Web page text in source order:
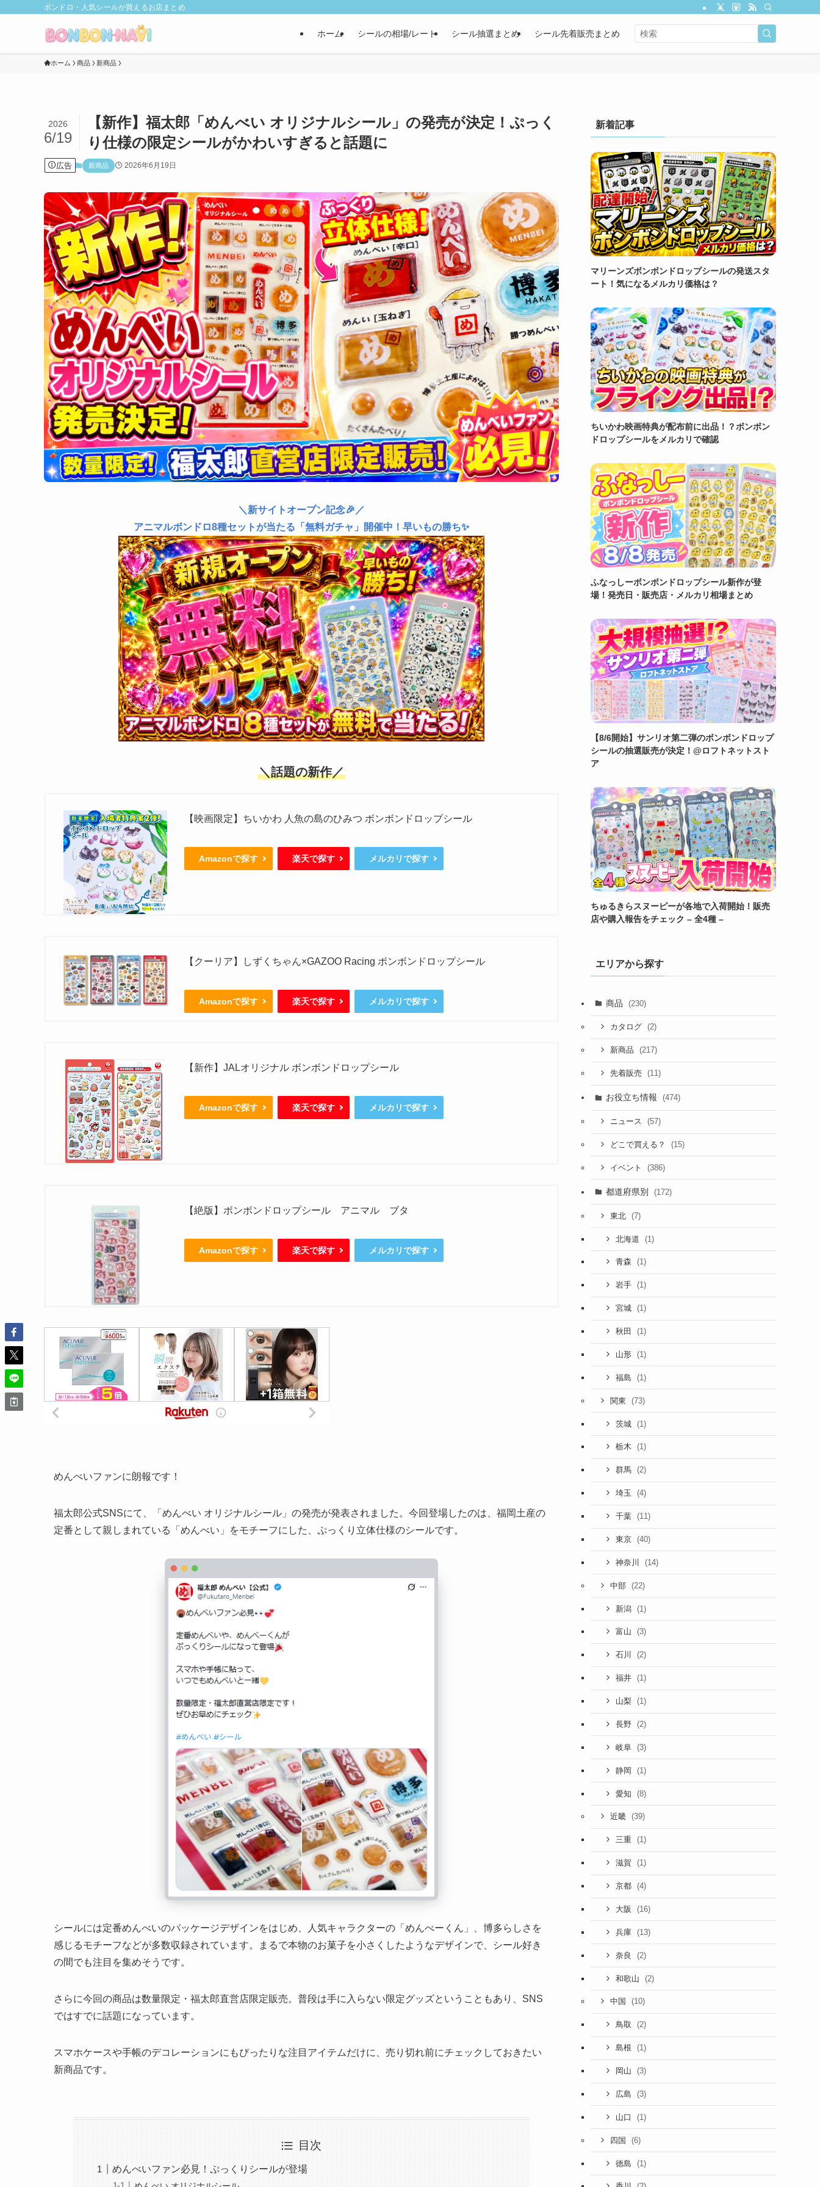
ボンドロ・人気シールが買えるお店まとめ
ホーム シールの相場/レート シール抽選まとめ シール先着販売まとめ
ホーム 商品 新商品
【新作】福太郎「めんべい オリジナルシール」の発売が決定！ぷっく
り仕様の限定シールがかわいすぎると話題に
2026
6/19
広告 新商品 2026年6月19日
＼新サイトオープン記念🎉／
アニマルボンドロ8種セットが当たる「無料ガチャ」開催中！早いもの勝ち✨
＼話題の新作／
【映画限定】ちいかわ 人魚の島のひみつ ボンボンドロップシール
Amazonで探す 楽天で探す メルカリで探す
【クーリア】しずくちゃん×GAZOO Racing ボンボンドロップシール
Amazonで探す 楽天で探す メルカリで探す
【新作】JALオリジナル ボンボンドロップシール
Amazonで探す 楽天で探す メルカリで探す
【絶版】ボンボンドロップシール アニマル ブタ
Amazonで探す 楽天で探す メルカリで探す
めんべいファンに朗報です！
福太郎公式SNSにて、「めんべい オリジナルシール」の発売が発表されました。今回登場したのは、福岡土産の
定番として親しまれている「めんべい」をモチーフにした、ぷっくり立体仕様のシールです。
シールには定番めんべいのパッケージデザインをはじめ、人気キャラクターの「めんべーくん」、博多らしさを
感じるモチーフなどが多数収録されています。まるで本物のお菓子を小さくしたようなデザインで、シール好き
の間でも注目を集めそうです。
さらに今回の商品は数量限定・福太郎直営店限定販売。普段は手に入らない限定グッズということもあり、SNS
ではすでに話題になっています。
スマホケースや手帳のデコレーションにもぴったりな注目アイテムだけに、売り切れ前にチェックしておきたい
新商品です。
目次
めんべいファン必見！ぷっくりシールが登場
新着記事
マリーンズボンボンドロップシールの発送スタ
ート！気になるメルカリ価格は？
ちいかわ映画特典が配布前に出品！？ボンボン
ドロップシールをメルカリで確認
ふなっしーボンボンドロップシール新作が登
場！発売日・販売店・メルカリ相場まとめ
【8/6開始】サンリオ第二弾のボンボンドロップ
シールの抽選販売が決定！@ロフトネットスト
ア
ちゅるきらスヌーピーが各地で入荷開始！販売
店や購入報告をチェック – 全4種 –
エリアから探す
商品 (230)
カタログ (2)
新商品 (217)
先着販売 (11)
お役立ち情報 (474)
ニュース (57)
どこで買える？ (15)
イベント (386)
都道府県別 (172)
東北 (7)
北海道 (1)
青森 (1)
岩手 (1)
宮城 (1)
秋田 (1)
山形 (1)
福島 (1)
関東 (73)
茨城 (1)
栃木 (1)
群馬 (2)
埼玉 (4)
千葉 (11)
東京 (40)
神奈川 (14)
中部 (22)
新潟 (1)
富山 (3)
石川 (2)
福井 (1)
山梨 (1)
長野 (2)
岐阜 (3)
静岡 (1)
愛知 (8)
近畿 (39)
三重 (1)
滋賀 (1)
京都 (4)
大阪 (16)
兵庫 (13)
奈良 (2)
和歌山 (2)
中国 (10)
鳥取 (2)
島根 (1)
岡山 (3)
広島 (3)
山口 (1)
四国 (6)
徳島 (1)